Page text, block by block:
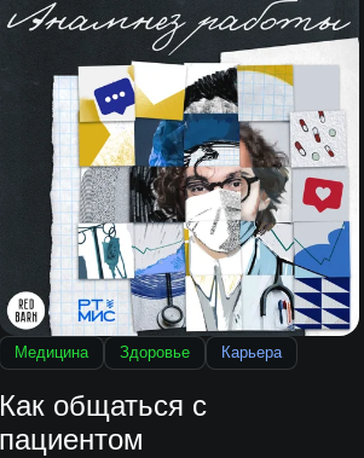
Медицина Здоровье Карьера
Как общаться с
пациентом